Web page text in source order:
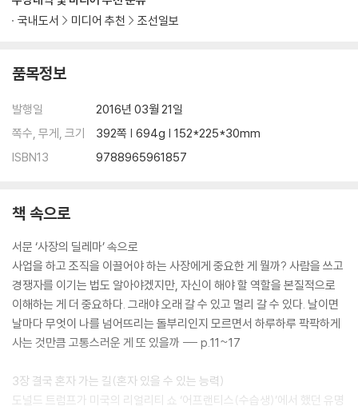
인내심을 테스트하는 직원들
노란 싹 I : 능력 부족을 욕심으로 메우는 사람들｜노란 싹Ⅱ : 무능력자보다
더 무서운 사람들｜노란 싹Ⅲ : 아프지만 내쳐야 할 사람들｜잔인해질 필
요가 있을까?
너무나 인간적이었던 루이 16세의 비극
Part 3 어렵더라도 불확실성과 싸워야 한다
13 리더십이란 따라야 할 이유를 제시하는 것
유능함의 2가지 조건
후계자가 가장 먼저 갖춰야 할 것
딸 가진 아버지들이 불안해하는 이유
잘나가는 기업과 못 나가는 기업의 본질적 차이
국내도서
미디어 추천 조선일보
품목정보
발행일
2016년 03월 21일
쪽수, 무게, 크기
392쪽 | 694g | 152*225*30mm
ISBN13
9788965961857
책 속으로
서문 ‘사장의 딜레마’ 속으로
사업을 하고 조직을 이끌어야 하는 사장에게 중요한 게 뭘까? 사람을 쓰고
경쟁자를 이기는 법도 알아야겠지만, 자신이 해야 할 역할을 본질적으로
이해하는 게 더 중요하다. 그래야 오래 갈 수 있고 멀리 갈 수 있다. 날이면
날마다 무엇이 나를 넘어뜨리는 돌부리인지 모르면서 하루하루 팍팍하게
사는 것만큼 고통스러운 게 또 있을까 --- p.11~17
3장 결국 혼자 가는 길(혼자 있을 수 있는 능력)
도널드 트럼프가 미국의 리얼리티 쇼 ‘어프랜티스(수습생)’에서 했던 유명